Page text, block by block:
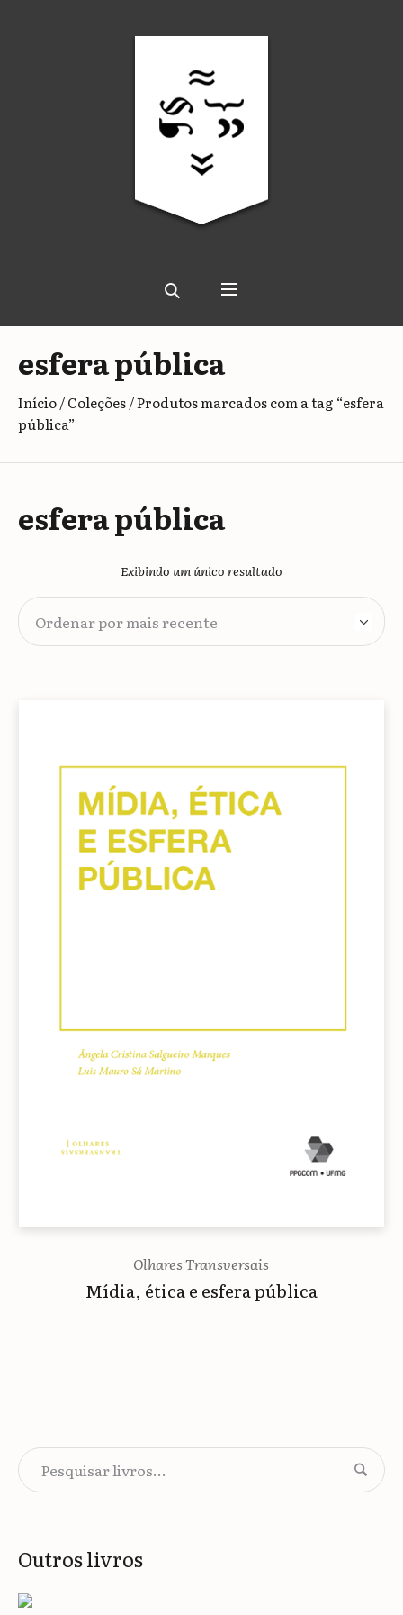
esfera pública
Início/Coleções/ Produtos marcados com a tag “esfera
pública”
esfera pública
Exibindo um único resultado
Olhares Transversais
Mídia, ética e esfera pública
Outros livros